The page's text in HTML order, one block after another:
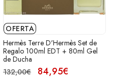
OFERTA
Hermès Terre D'Hermès Set de
Regalo 100ml EDT + 80ml Gel
de Ducha
132,00€
84,95€